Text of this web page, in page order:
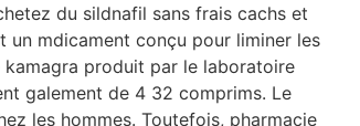
du sildnafil sans frais cachs et
un mdicament conçu pour liminer les
produit par le laboratoire
galement de 4 32 comprims. Le
les hommes. Toutefois, pharmacie